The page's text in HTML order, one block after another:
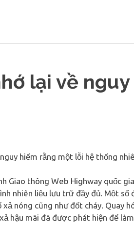
lại về nguy
hiểm rằng một lỗi hệ thống
Giao thông Web Highway quốc gia
nhiên liệu lưu trữ đầy đủ. Một số
nóng cũng như đốt cháy. Quay
hậu mãi đã được phát hiện để làm